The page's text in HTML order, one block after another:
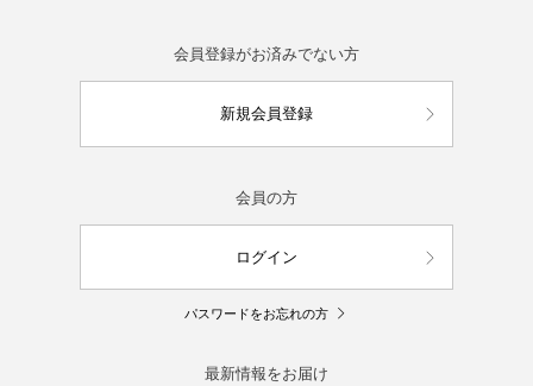
会員登録がお済みでない方
新規会員登録
会員の方
ログイン
パスワードをお忘れの方
最新情報をお届け